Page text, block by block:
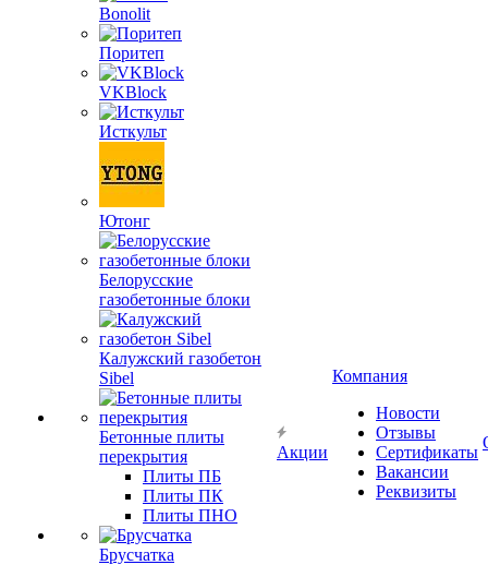
Bonolit
Поритеп
VKBlock
Исткульт
Ютонг
Белорусские
газобетонные блоки
Калужский газобетон
Sibel
Бетонные плиты
перекрытия
Плиты ПБ
Плиты ПК
Плиты ПНО
Брусчатка
Акции
Компания
Новости
Отзывы
Сертификаты
Вакансии
Реквизиты